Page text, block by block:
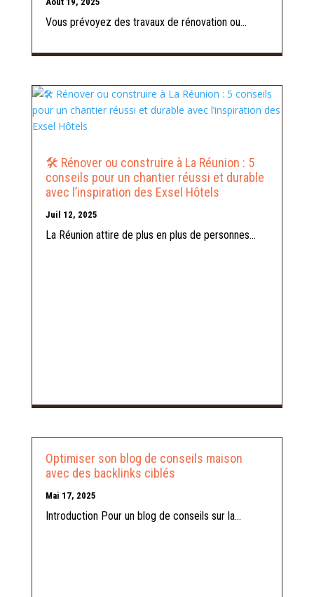
Vous prévoyez des travaux de rénovation ou...
🛠️ Rénover ou construire à La Réunion : 5
conseils pour un chantier réussi et durable
avec l’inspiration des Exsel Hôtels
Juil 12, 2025
La Réunion attire de plus en plus de personnes...
Optimiser son blog de conseils maison
avec des backlinks ciblés
Mai 17, 2025
Introduction Pour un blog de conseils sur la...